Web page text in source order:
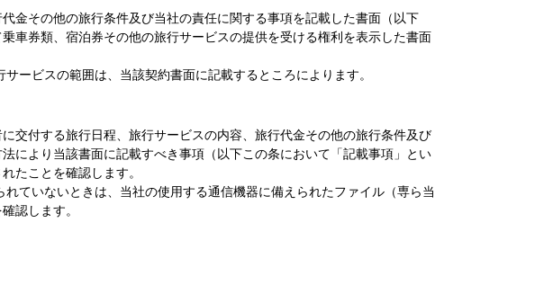
その他の旅行条件及び当社の責任に関する事項を記載した書面（以下
車券類、宿泊券その他の旅行サービスの提供を受ける権利を表示した書面
ービスの範囲は、当該契約書面に記載するところによります。
付する旅行日程、旅行サービスの内容、旅行代金その他の旅行条件及び
により当該書面に記載すべき事項（以下この条において「記載事項」とい
たことを確認します。
ていないときは、当社の使用する通信機器に備えられたファイル（専ら当
認します。